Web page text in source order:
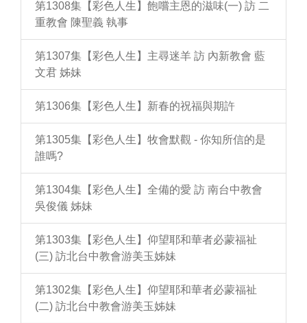
第1308集【彩色人生】飽嚐主恩的滋味(一) 訪 二
重教會 陳聖義 執事
第1307集【彩色人生】主尋迷羊 訪 內新教會 藍
文君 姊妹
第1306集【彩色人生】新春的祝福與期許
第1305集【彩色人生】牧會默觀 - 你知所信的是
誰嗎?
第1304集【彩色人生】全備的愛 訪 南台中教會
吳俊儀 姊妹
第1303集【彩色人生】仰望耶和華者必蒙福祉
(三) 訪北台中教會游美玉姊妹
第1302集【彩色人生】仰望耶和華者必蒙福祉
(二) 訪北台中教會游美玉姊妹